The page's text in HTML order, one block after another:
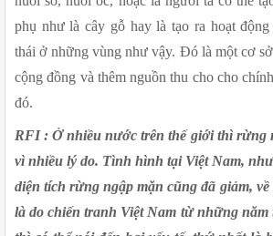
phụ như là cây gỗ hay là tạo ra hoạt
thái ở những vùng như vậy. Đó là một cơ sở
cộng đồng và thêm nguồn thu cho cho
đó.
RFI : Ở nhiều nước trên thế giới thì rừng
vì nhiều lý do. Tình hình tại Việt Nam,
diện tích rừng ngập mặn cũng đã giảm,
là do chiến tranh Việt Nam từ những năm